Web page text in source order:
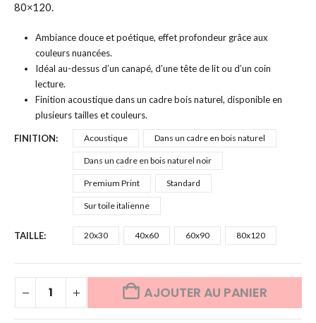
80×120.
Ambiance douce et poétique, effet profondeur grâce aux
couleurs nuancées.
Idéal au-dessus d’un canapé, d’une tête de lit ou d’un coin
lecture.
Finition acoustique dans un cadre bois naturel, disponible en
plusieurs tailles et couleurs.
FINITION Acoustique Dans un cadre en bois naturel
Dans un cadre en bois naturel noir
Premium Print Standard
Sur toile italienne
TAILLE 20x30 40x60 60x90 80x120
AJOUTER AU PANIER